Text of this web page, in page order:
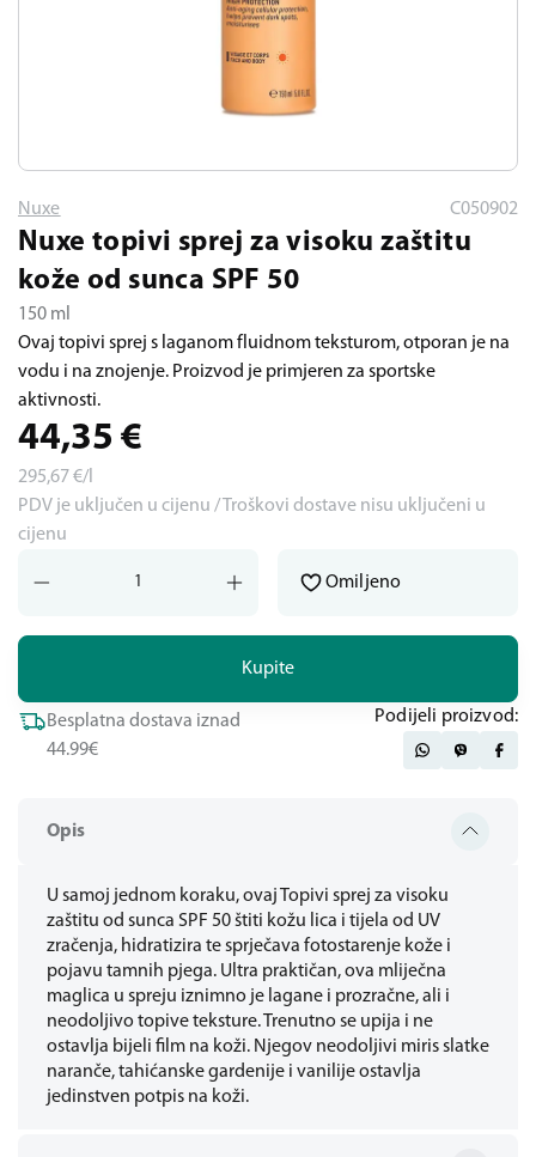
Opis
U samoj jednom koraku, ovaj Topivi sprej za visoku
zaštitu od sunca SPF 50 štiti kožu lica i tijela od UV
zračenja, hidratizira te sprječava fotostarenje kože i
pojavu tamnih pjega. Ultra praktičan, ova mliječna
maglica u spreju iznimno je lagane i prozračne, ali i
neodoljivo topive teksture. Trenutno se upija i ne
ostavlja bijeli film na koži. Njegov neodoljivi miris slatke
naranče, tahićanske gardenije i vanilije ostavlja
jedinstven potpis na koži.
Nuxe C050902
Nuxe topivi sprej za visoku zaštitu
kože od sunca SPF 50
150 ml
Ovaj topivi sprej s laganom fluidnom teksturom, otporan je na
vodu i na znojenje. Proizvod je primjeren za sportske
aktivnosti.
44,35 €
295,67 €/l
PDV je uključen u cijenu / Troškovi dostave nisu uključeni u
cijenu
Kupite
Omiljeno
Besplatna dostava iznad
44.99€
Podijeli proizvod: